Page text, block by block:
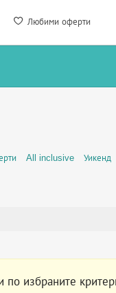
Любими оферти
All inclusive Уикенд
избраните